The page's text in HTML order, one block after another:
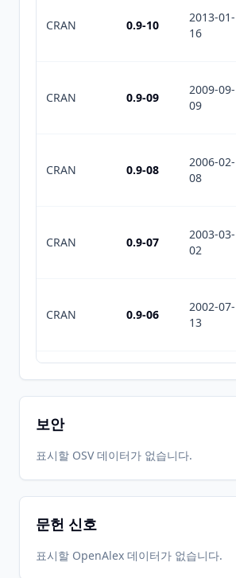
CRAN 0.9-10
2013-01-
16
CRAN 0.9-09
2009-09-
09
CRAN 0.9-08
2006-02-
08
CRAN 0.9-07
2003-03-
02
CRAN 0.9-06
2002-07-
13
2002-01-
16
CRAN 0.9-04
CRAN
보안
표시할 OSV 데이터가 없습니다.
문헌 신호
표시할 OpenAlex 데이터가 없습니다.